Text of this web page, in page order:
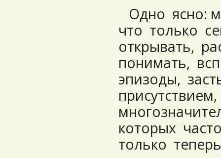
Одно ясно:
что только
открывать,
понимать,
эпизоды,
которых
только